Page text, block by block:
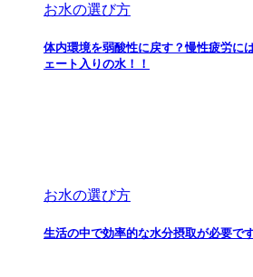
お水の選び方
体内環境を弱酸性に戻す？慢性疲労に
ェート入りの水！！
お水の選び方
生活の中で効率的な水分摂取が必要で